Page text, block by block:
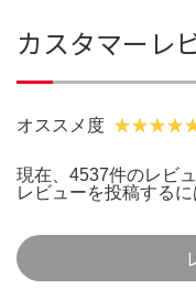
カスタマーレ
オススメ度
現在、4537件のレビ
レビューを投稿するに